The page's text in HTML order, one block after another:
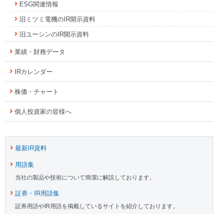
ESG関連情報
旧ミツミ電機のIR開示資料
旧ユーシンのIR開示資料
業績・財務データ
IRカレンダー
株価・チャート
個人投資家の皆様へ
最新IR資料
用語集
当社の製品や技術について簡潔に解説しております。
証券・IR用語集
証券用語やIR用語を掲載しているサイトを紹介しております。